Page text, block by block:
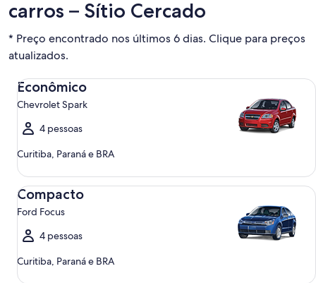
carros – Sítio Cercado
* Preço encontrado nos últimos 6 dias. Clique para preços
atualizados.
Econômico
Chevrolet Spark
4 pessoas
Curitiba, Paraná e BRA
Econômico Chevrolet Spark
Compacto
Ford Focus
4 pessoas
Curitiba, Paraná e BRA
Compacto Ford Focus